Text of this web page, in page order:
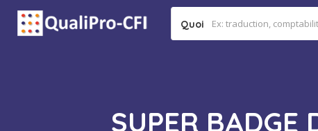
Quoi
SUPER BADGE